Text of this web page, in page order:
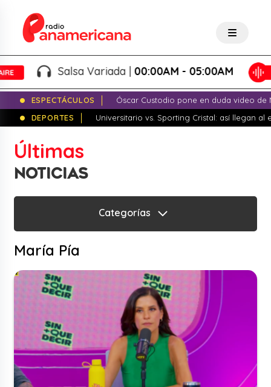
Salsa Variada |00:00AM - 05:00AM
ESPECTÁCULOS
Óscar Custodio pone en duda video de
DEPORTES
Universitario vs. Sporting Cristal: así llegan al
Últimas
NOTICIAS
Categorías
María Pía